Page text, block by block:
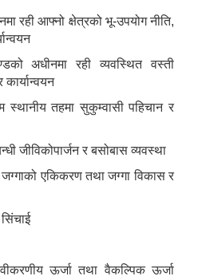
रही आफ्नो क्षेत्रको भू-उपयोग नीति,
अधीनमा रही व्यवस्थित वस्ती
तहमा सुकुम्वासी पहिचान र
जीविकोपार्जन र बसोबास व्यवस्था
एकिकरण तथा जग्गा विकास र
ऊर्जा तथा वैकल्पिक ऊर्जा